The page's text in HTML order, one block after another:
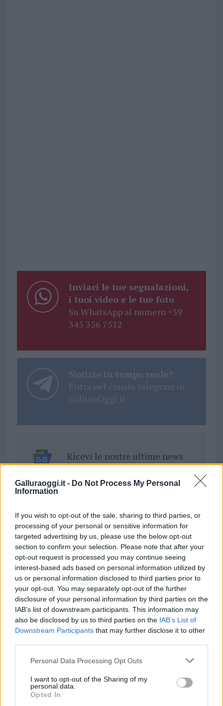
Galluraoggi.it - Do Not Process My Personal
Information
If you wish to opt-out of the sale, sharing to third parties, or
processing of your personal or sensitive information for
targeted advertising by us, please use the below opt-out
section to confirm your selection. Please note that after your
opt-out request is processed you may continue seeing
interest-based ads based on personal information utilized by
us or personal information disclosed to third parties prior to
your opt-out. You may separately opt-out of the further
disclosure of your personal information by third parties on the
IAB’s list of downstream participants. This information may
also be disclosed by us to third parties on the IAB’s List of
Downstream Participants that may further disclose it to other
Please note that this website/app uses one or more Google
not limited to your visit or usage behaviour. You may click to
grant or deny consent to Google and its third-party tags to
use your data for below specified purposes in below Google
Personal Data Processing Opt Outs
I want to opt-out of the Sharing of my
personal data.
Opted In
Inviaci le tue segnalazioni,
i tuoi video e le tue foto
Su WhatsApp al numero +39
345 356 7512
Notizie in tempo reale?
Entra nel canale telegram di
GalluraOggi.it
Ricevi le nostre ultime news
daGoogle News
Condividi l'articolo
F
a
ce
b
o
o
k
T
w
it
te
r
Pi
n
te
re
st
W
h
at
s
A
p
p
S
h
a
re
Articolo precedente
Prossimo articolo
NOTIZIE RECENTI
Sangue, musica e solidarietà con Avis Olbia al
Delta Center